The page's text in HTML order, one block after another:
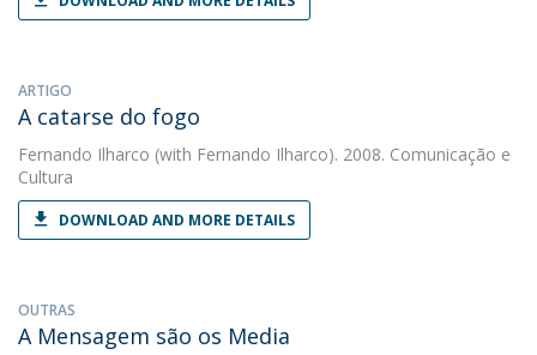
ARTIGO
A catarse do fogo
Fernando Ilharco (with Fernando Ilharco). 2008. Comunicação e
Cultura
DOWNLOAD AND MORE DETAILS
OUTRAS
A Mensagem são os Media